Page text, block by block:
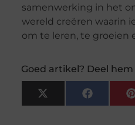
samenwerking in het
wereld creëren waarin
om te leren, te groeien
Goed artikel? Deel
X
(Twitter)